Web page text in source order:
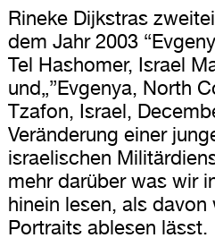
Rineke Dijkstras
dem Jahr 2003
Tel Hashomer, Israel
und„”Evgenya, North
Tzafon, Israel,
Veränderung einer
israelischen
mehr darüber was wir
hinein lesen, als
Portraits ablesen lässt.